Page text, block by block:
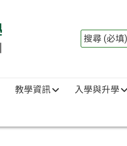
教學資訊 入學與升學